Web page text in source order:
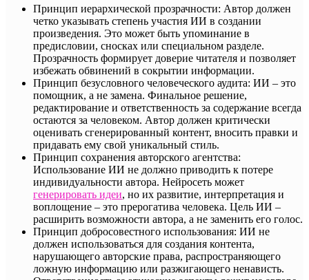
Принцип иерархической прозрачности: Автор должен
четко указывать степень участия ИИ в создании
произведения. Это может быть упоминание в
предисловии, сносках или специальном разделе.
Прозрачность формирует доверие читателя и позволяет
избежать обвинений в сокрытии информации.
Принцип безусловного человеческого аудита: ИИ – это
помощник, а не замена. Финальное решение,
редактирование и ответственность за содержание всегда
остаются за человеком. Автор должен критически
оценивать сгенерированный контент, вносить правки и
придавать ему свой уникальный стиль.
Принцип сохранения авторского агентства:
Использование ИИ не должно приводить к потере
индивидуальности автора. Нейросеть может
генерировать идеи, но их развитие, интерпретация и
воплощение – это прерогатива человека. Цель ИИ –
расширить возможности автора, а не заменить его голос.
Принцип добросовестного использования: ИИ не
должен использоваться для создания контента,
нарушающего авторские права, распространяющего
ложную информацию или разжигающего ненависть.